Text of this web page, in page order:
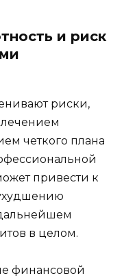
и риск
риски,
четкого плана
привести к
в целом.
финансовой